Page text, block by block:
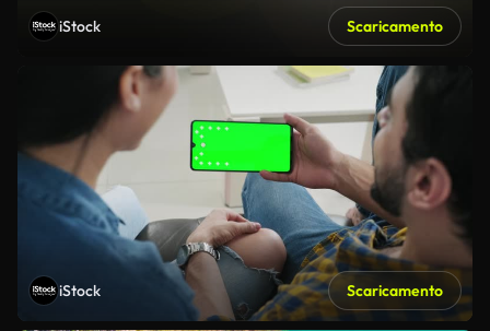
iStock Scaricamento
iStock Scaricamento